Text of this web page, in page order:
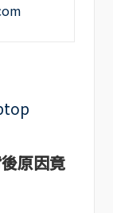
原因竟